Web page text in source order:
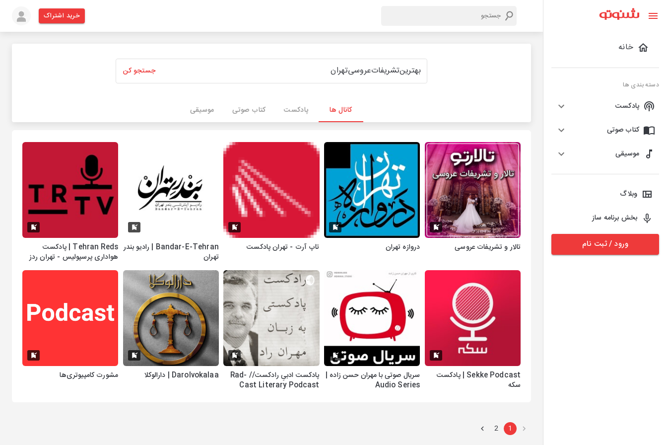
خانه
دسته بندی ها
پادکست
کتاب صوتی
موسیقی
وبلاگ
بخش برنامه ساز
ورود / ثبت نام
خرید اشتراک
جستجو کن
کانال ها پادکست کتاب صوتی موسیقی
تالار و تشریفات عروسی دروازه تهران تاپ آرت - تهران پادکست
Bandar-E-Tehran | رادیو بندر
تهران
Tehran Reds | پادکست
هواداری پرسپولیس - تهران ردز
Sekke Podcast | پادکست
سکه
سریال صوتی با مهران حسن زاده |
Audio Series
پادکست ادبیِ رادکست// Rad-
Cast Literary Podcast
Darolvokalaa | دارالوکلا مشورت کامپیوتری‌ها
1
2